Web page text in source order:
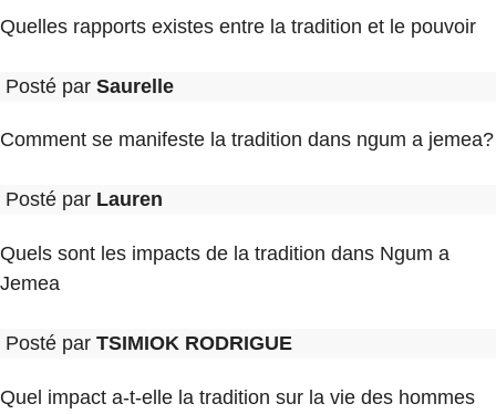
Quelles rapports existes entre la tradition et le pouvoir
Posté par Saurelle
Comment se manifeste la tradition dans ngum a jemea?
Posté par Lauren
Quels sont les impacts de la tradition dans Ngum a
Jemea
Posté par TSIMIOK RODRIGUE
Quel impact a-t-elle la tradition sur la vie des hommes